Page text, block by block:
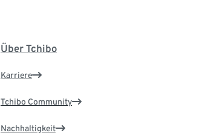
Über Tchibo
Karriere
Tchibo Community
Nachhaltigkeit